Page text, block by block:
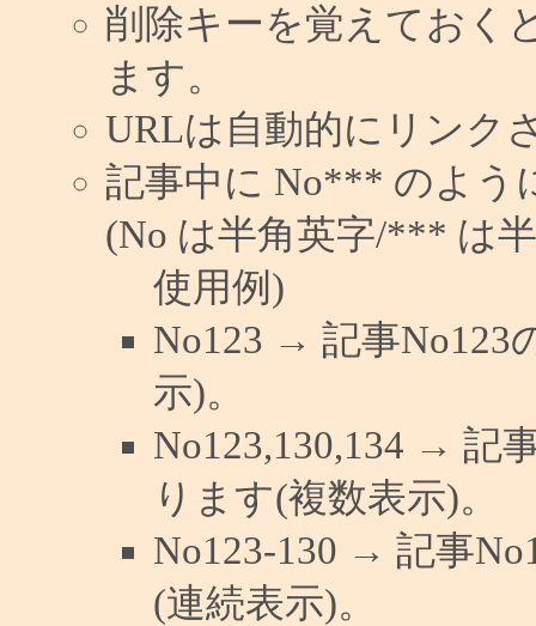
削除キーを覚えておく
ます。
URLは自動的にリンク
記事中に No*** のよう
(No は半角英字/*** は
使用例)
No123 → 記事No123
示)。
No123,130,134 → 記
ります(複数表示)。
No123-130 → 記事
(連続表示)。